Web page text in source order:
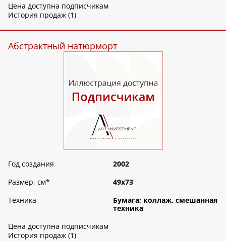
Цена доступна подписчикам
История продаж (1)
Абстрактный натюрморт
Год создания
2002
Размер, см*
49х73
Техника
Бумага; коллаж, смешанная
техника
Цена доступна подписчикам
История продаж (1)